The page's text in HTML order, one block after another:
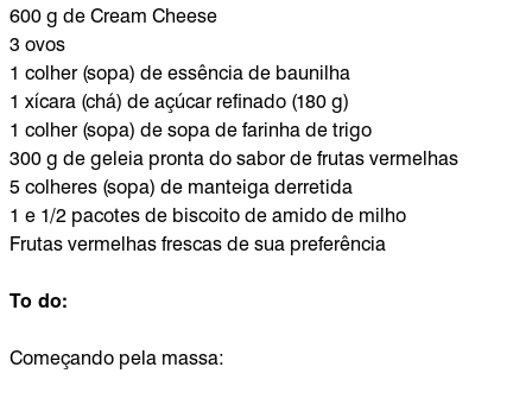
600 g de Cream Cheese
3 ovos
1 colher (sopa) de essência de baunilha
1 xícara (chá) de açúcar refinado (180 g)
1 colher (sopa) de sopa de farinha de trigo
300 g de geleia pronta do sabor de frutas vermelhas
5 colheres (sopa) de manteiga derretida
1 e 1/2 pacotes de biscoito de amido de milho
Frutas vermelhas frescas de sua preferência
To do:
Começando pela massa: